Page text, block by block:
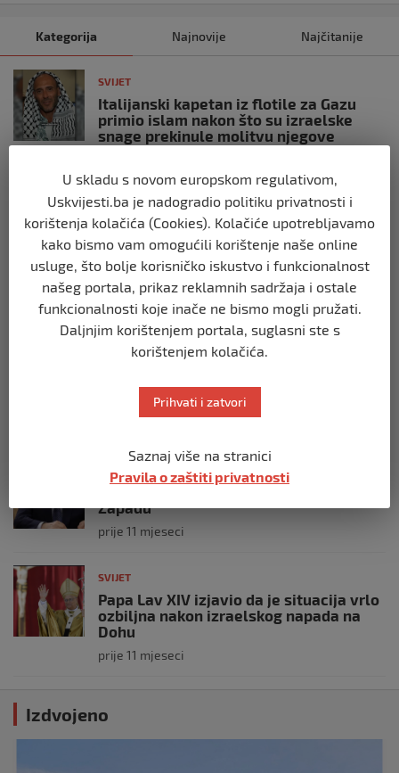
Kategorija Najnovije Najčitanije
SVIJET
Italijanski kapetan iz flotile za Gazu
primio islam nakon što su izraelske
snage prekinule molitvu njegove
posade
prije 10 mjeseci
SVIJET
Brod “Mikeno” probio izraelsku blokadu
i uplovio u Gazu – kapetan iz Sarajeva
vijori zastavu BiH
prije 10 mjeseci
nekoliko eksplozija: Ima žrtava,
policijske snage na terenu
Putin: Spremni smo vojno uzvratiti
Zapadu
prije 11 mjeseci
SVIJET
Papa Lav XIV izjavio da je situacija vrlo
ozbiljna nakon izraelskog napada na
Dohu
prije 11 mjeseci
Izdvojeno
U skladu s novom europskom regulativom,
Uskvijesti.ba je nadogradio politiku privatnosti i
korištenja kolačića (Cookies). Kolačiće upotrebljavamo
kako bismo vam omogućili korištenje naše online
usluge, što bolje korisničko iskustvo i funkcionalnost
našeg portala, prikaz reklamnih sadržaja i ostale
funkcionalnosti koje inače ne bismo mogli pružati.
Daljnjim korištenjem portala, suglasni ste s
korištenjem kolačića.
Prihvati i zatvori
Saznaj više na stranici
Pravila o zaštiti privatnosti